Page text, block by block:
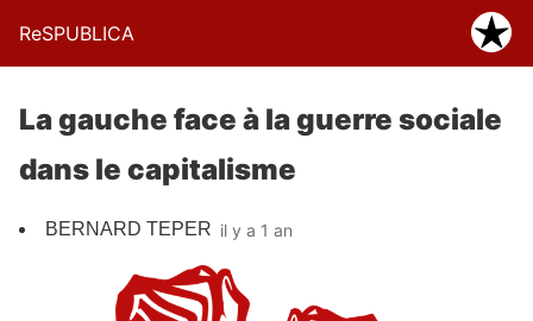
ReSPUBLICA
La gauche face à la guerre sociale
dans le capitalisme
BERNARD TEPER il y a 1 an